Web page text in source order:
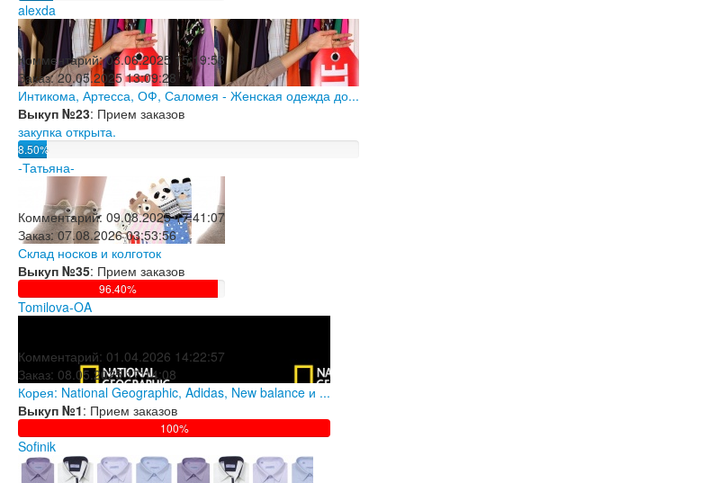
alexda
Комментарий:03.06.2025 15:19:53
Заказ:20.05.2025 13:09:28
Интикома, Артесса, ОФ, Саломея - Женская одежда до...
Выкуп №23: Прием заказов
закупка открыта.
8.50%
-Татьяна-
Комментарий: 09.08.2025 17:41:07
Заказ:07.08.2026 03:53:56
Склад носков и колготок
Выкуп №35: Прием заказов
96.40%
Tomilova-OA
Комментарий: 01.04.2026 14:22:57
Заказ: 08.05.2025 17:14:08
Корея: National Geographic, Adidas, New balance и ...
Выкуп №1: Прием заказов
100%
Sofinik